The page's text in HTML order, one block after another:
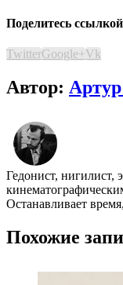
Поделитесь
TwitterGoogle+Vk
Автор:
Гедонист, нигилист,
Останавливает
Похожие